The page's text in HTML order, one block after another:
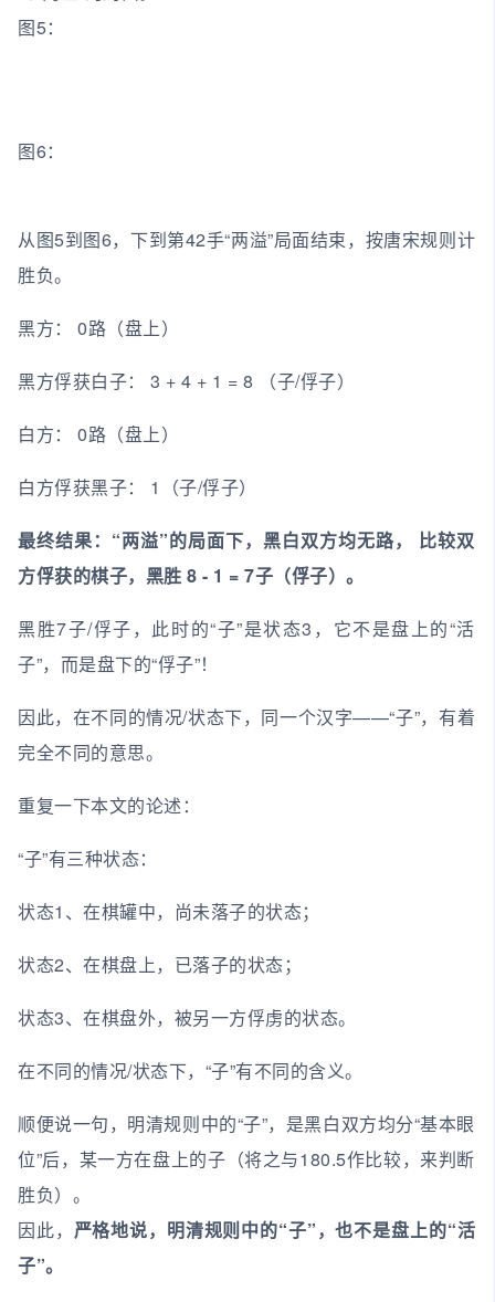
图5：
图6：
从图5到图6，下到第42手“两溢”局面结束，按唐宋规则计
胜负。
黑方： 0路（盘上）
黑方俘获白子： 3 + 4 + 1 = 8 （子/俘子）
白方： 0路（盘上）
白方俘获黑子： 1（子/俘子）
最终结果：“两溢”的局面下，黑白双方均无路， 比较双
方俘获的棋子，黑胜 8 - 1 = 7子（俘子）。
黑胜7子/俘子，此时的“子”是状态3，它不是盘上的“活
子”，而是盘下的“俘子”！
因此，在不同的情况/状态下，同一个汉字——“子”，有着
完全不同的意思。
重复一下本文的论述：
“子”有三种状态：
状态1、在棋罐中，尚未落子的状态；
状态2、在棋盘上，已落子的状态；
状态3、在棋盘外，被另一方俘虏的状态。
在不同的情况/状态下，“子”有不同的含义。
顺便说一句，明清规则中的“子”，是黑白双方均分“基本眼
位”后，某一方在盘上的子（将之与180.5作比较，来判断
胜负）。
因此， 严格地说，明清规则中的“子”，也不是盘上的“活
子”。